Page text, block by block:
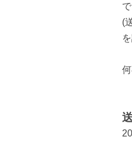
(